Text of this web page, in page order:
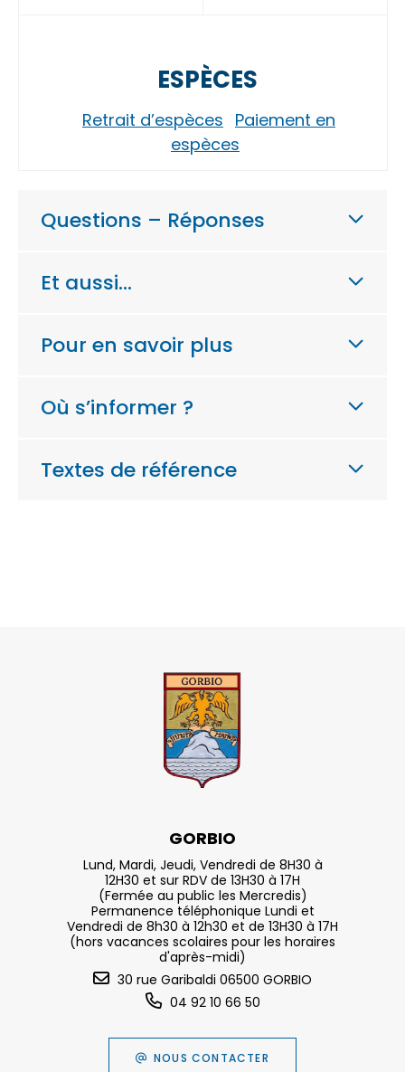
ESPÈCES
Retrait d’espèces Paiement en
espèces
Questions – Réponses
Et aussi…
Pour en savoir plus
Où s’informer ?
Textes de référence
GORBIO
Lund, Mardi, Jeudi, Vendredi de 8H30 à
12H30 et sur RDV de 13H30 à 17H
(Fermée au public les Mercredis)
Permanence téléphonique Lundi et
Vendredi de 8h30 à 12h30 et de 13H30 à 17H
(hors vacances scolaires pour les horaires
d'après-midi)
30 rue Garibaldi 06500 GORBIO
04 92 10 66 50
NOUS CONTACTER